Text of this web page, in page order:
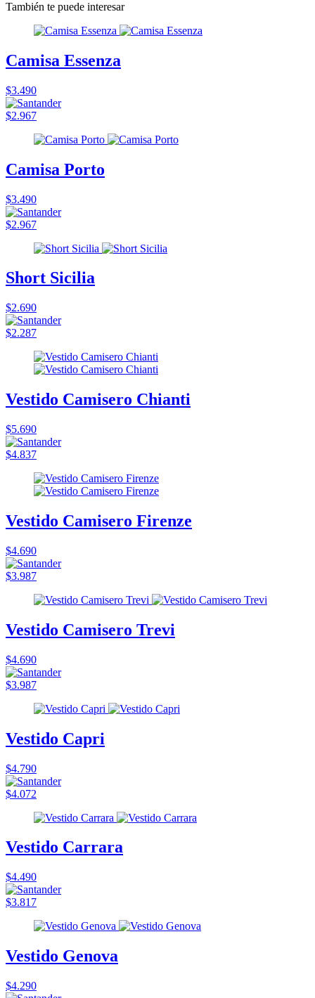
También te puede interesar
Camisa Essenza
$3.490
$2.967
Camisa Porto
$3.490
$2.967
Short Sicilia
$2.690
$2.287
Vestido Camisero Chianti
$5.690
$4.837
Vestido Camisero Firenze
$4.690
$3.987
Vestido Camisero Trevi
$4.690
$3.987
Vestido Capri
$4.790
$4.072
Vestido Carrara
$4.490
$3.817
Vestido Genova
$4.290